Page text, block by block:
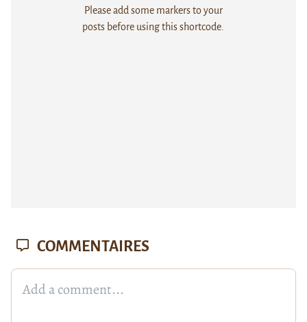
Please add some markers to your
posts before using this shortcode.
COMMENTAIRES